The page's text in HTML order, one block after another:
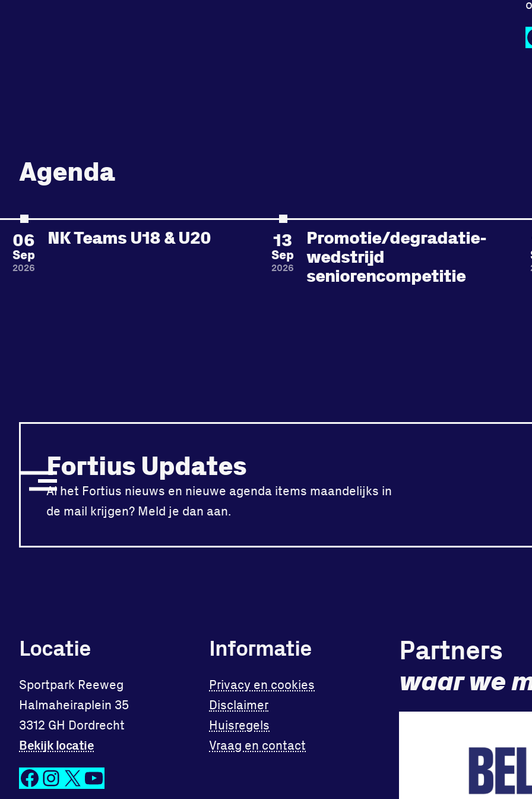
Agenda
06
Sep
2026
NK Teams U18 & U20 13
Sep
2026
Promotie/degradatie-
wedstrijd
seniorencompetitie
Fortius Updates
Al het Fortius nieuws en nieuwe agenda items maandelijks in
de mail krijgen? Meld je dan aan.
Locatie
Sportpark Reeweg
Halmaheiraplein 35
3312 GH Dordrecht
Bekijk locatie
Facebook Instagram X YouTube
Informatie
Privacy en cookies
Disclaimer
Huisregels
Vraag en contact
Partners
waar we